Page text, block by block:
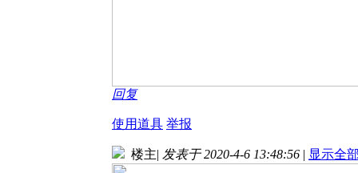
回复
使用道具 举报
楼主| 发表于 2020-4-6 13:48:56 | 显示全